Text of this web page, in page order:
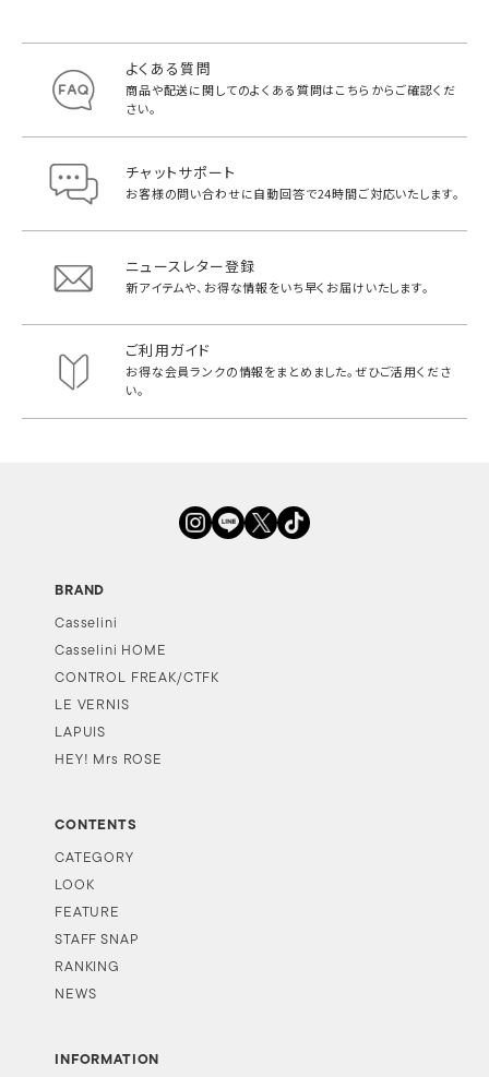
よくある質問
商品や配送に関してのよくある質問はこちらからご確認くだ
さい。
チャットサポート
お客様の問い合わせに自動回答で24時間ご対応いたします。
ニュースレター登録
新アイテムや、お得な情報をいち早く お届けいたします。
ご利用ガイド
お得な会員ランクの情報をまとめました。ぜひご活用くださ
い。
BRAND
Casselini
Casselini HOME
CONTROL FREAK/CTFK
LE VERNIS
LAPUIS
HEY! Mrs ROSE
CONTENTS
CATEGORY
LOOK
FEATURE
STAFF SNAP
RANKING
NEWS
INFORMATION